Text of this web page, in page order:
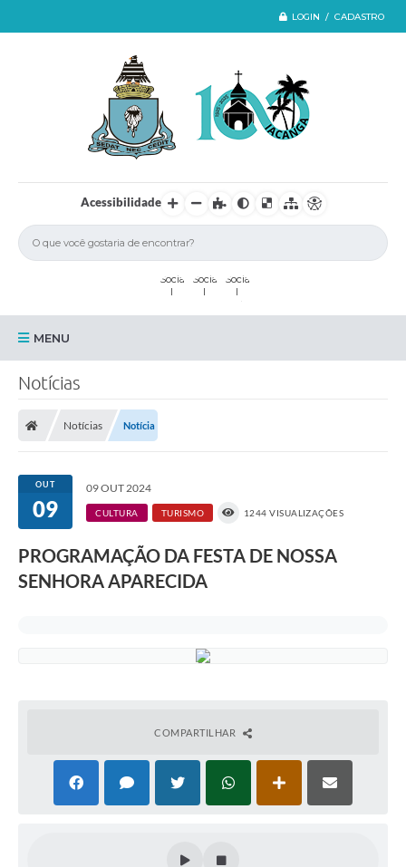
LOGIN / CADASTRO
Acessibilidade
MENU
Iacanga
Cartas de Serviços
Editais
Transparência
Notícias
Notícias Notícia
OUT
09
09 OUT 2024
CULTURA TURISMO 1244 VISUALIZAÇÕES
PROGRAMAÇÃO DA FESTA DE NOSSA
SENHORA APARECIDA
COMPARTILHAR